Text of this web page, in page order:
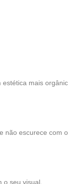
mais
escurece com
seu visual.